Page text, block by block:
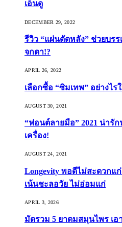
เอ็นดู
DECEMBER 29, 2022
รีวิว “แผ่นดัดหลัง” ช่วยบร
จกตา!?
APRIL 26, 2022
เลือกซื้อ “ซิมเทพ” อย่างไร
AUGUST 30, 2021
“ฟอนต์ลายมือ” 2021 น่ารั
เครื่อง!
AUGUST 24, 2021
Longevity พอดีไม่สะดวกแ
เน้นชะลอวัย ไม่อ่อมแก่
APRIL 3, 2026
มัดรวม 5 ยาดมสมุนไพร เ